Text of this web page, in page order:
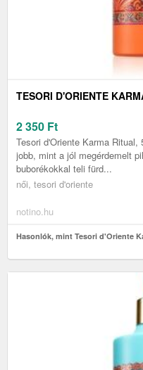
TESORI D'ORIENTE
2 350 Ft
Tesori d'Oriente Karma
jobb, mint a jól megérdemelt
buborékokkal teli fürd...
női, tesori d'oriente
notino.hu
Hasonlók, mint Tesori d'Oriente